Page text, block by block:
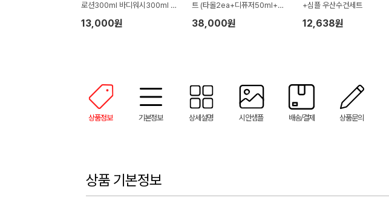
로션300ml 바디워시300ml 물
티슈100매(4종)
13,000원
트 (타올2ea+디퓨저50ml+클
렌저290ml+로션300ml)
38,000원
+심플 우산수건세트
12,638원
상품정보 기본정보 상세설명 시안샘플 배송/결제 상품문의
상품 기본정보